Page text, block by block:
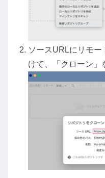
ソースURLにリモ
けて、「クローン」